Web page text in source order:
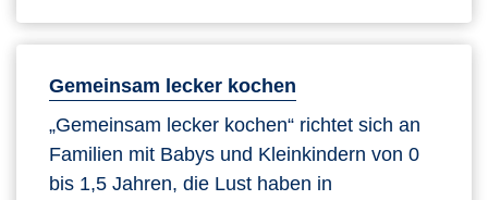
Gemeinsam lecker kochen
„Gemeinsam lecker kochen“ richtet sich an
Familien mit Babys und Kleinkindern von 0
bis 1,5 Jahren, die Lust haben in